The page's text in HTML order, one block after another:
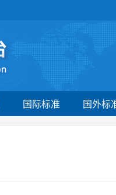
国际标准 国外标